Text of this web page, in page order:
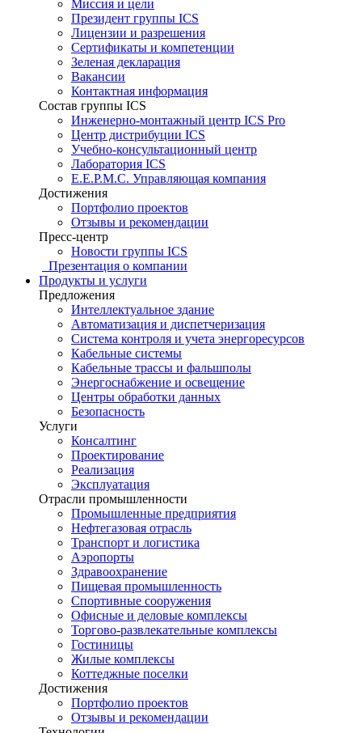
Миссия и цели
Президент группы ICS
Лицензии и разрешения
Сертификаты и компетенции
Зеленая декларация
Вакансии
Контактная информация
Состав группы ICS
Инженерно-монтажный центр ICS Pro
Центр дистрибуции ICS
Учебно-консультационный центр
Лаборатория ICS
E.E.P.M.C. Управляющая компания
Достижения
Портфолио проектов
Отзывы и рекомендации
Пресс-центр
Новости группы ICS
Презентация о компании
Продукты и услуги
Предложения
Интеллектуальное здание
Автоматизация и диспетчеризация
Система контроля и учета энергоресурсов
Кабельные системы
Кабельные трассы и фальшполы
Энергоснабжение и освещение
Центры обработки данных
Безопасность
Услуги
Консалтинг
Проектирование
Реализация
Эксплуатация
Отрасли промышленности
Промышленные предприятия
Нефтегазовая отрасль
Транспорт и логистика
Аэропорты
Здравоохранение
Пищевая промышленность
Спортивные сооружения
Офисные и деловые комплексы
Торгово-развлекательные комплексы
Гостиницы
Жилые комплексы
Коттеджные поселки
Достижения
Портфолио проектов
Отзывы и рекомендации